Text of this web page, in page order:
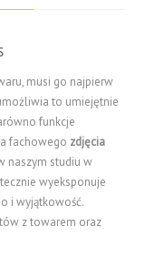
musi go najpierw
to umiejętnie
funkcje
fachowego zdjęcia
naszym studiu w
wyeksponuje
i wyjątkowość.
z towarem oraz